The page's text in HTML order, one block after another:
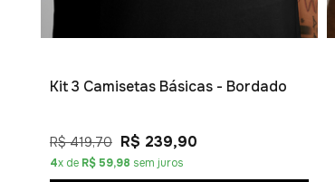
Kit 3 Camisetas Básicas - Bordado
R$ 419,70 R$ 239,90
4x de R$ 59,98 sem juros